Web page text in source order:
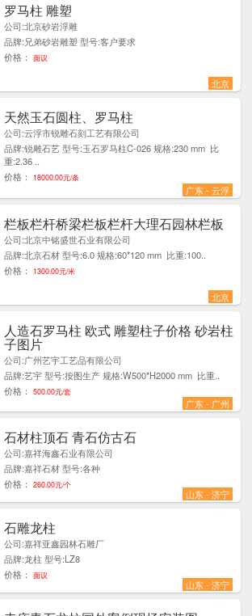
罗马柱 雕塑
公司:北京砂岩浮雕
品牌:兄弟砂岩雕塑 型号:客户要求
价格：
面议
北京
天然玉石圆柱、罗马柱
公司:云浮市锐雕石刻工艺有限公司
品牌:锐雕石艺 型号:玉石罗马柱C-026 规格:230 mm 比
重:2.36 ..
价格：
18000.00元/条
广东 - 云浮
栏板栏杆桥梁栏板栏杆大理石园林栏板
公司:北京中铭盛世石业有限公司
品牌:北京石材 型号:6.0 规格:60*120 mm 比重:100..
价格：
1300.00元/米
北京
人造石罗马柱 欧式 雕塑柱子价格 砂岩柱
子图片
公司:广州艺宇工艺品有限公司
品牌:艺宇 型号:按图生产 规格:W500*H2000 mm 比重..
价格：
500.00元/套
广东 - 广州
石材柱顶石 青石仿古石
公司:嘉祥海鑫石业有限公司
品牌:嘉祥石材 型号:各种
价格：
260.00元/个
山东 - 济宁
石雕龙柱
公司:嘉祥亚鑫园林石雕厂
品牌:龙柱 型号:LZ8
价格：
面议
山东 - 济宁